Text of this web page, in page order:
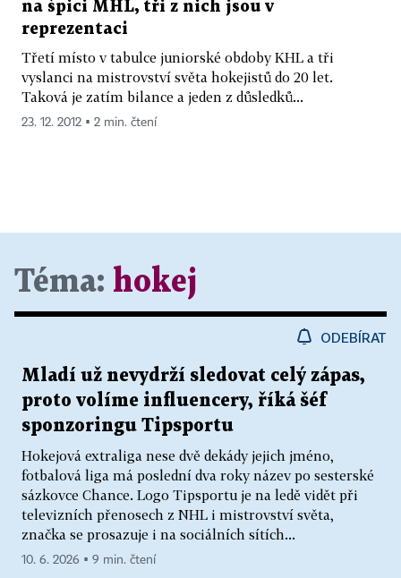
na špici MHL, tři z nich jsou v
reprezentaci
Třetí místo v tabulce juniorské obdoby KHL a tři
vyslanci na mistrovství světa hokejistů do 20 let.
Taková je zatím bilance a jeden z důsledků...
23. 12. 2012 ▪ 2 min. čtení
Téma: hokej
ODEBÍRAT
Mladí už nevydrží sledovat celý zápas,
proto volíme influencery, říká šéf
sponzoringu Tipsportu
Hokejová extraliga nese dvě dekády jejich jméno,
fotbalová liga má poslední dva roky název po sesterské
sázkovce Chance. Logo Tipsportu je na ledě vidět při
televizních přenosech z NHL i mistrovství světa,
značka se prosazuje i na sociálních sítích...
10. 6. 2026 ▪ 9 min. čtení